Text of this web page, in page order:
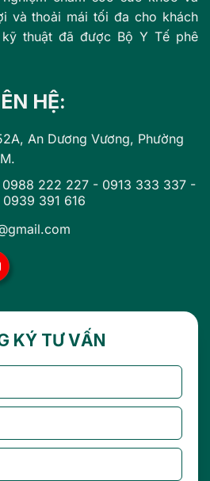
và thoải mái tối đa cho khách
thuật đã được Bộ Y Tế phê
HỆ:
An Dương Vương, Phường
0988 222 227 - 0913 333 337 -
0939 391 616
KÝ TƯ VẤN